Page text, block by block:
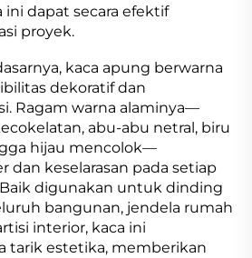
ini dapat secara efektif
proyek.
kaca apung berwarna
dekoratif dan
Ragam warna alaminya—
abu-abu netral, biru
hijau mencolok—
dan keselarasan pada setiap
digunakan untuk dinding
bangunan, jendela rumah
interior, kaca ini
tarik estetika, memberikan